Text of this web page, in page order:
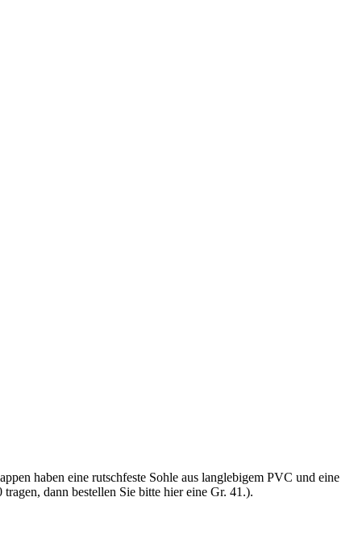
haben eine rutschfeste Sohle aus langlebigem PVC und eine
dann bestellen Sie bitte hier eine Gr. 41.).